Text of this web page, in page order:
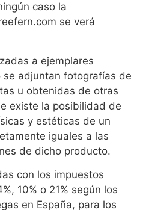
caso la
se verá
a ejemplares
se adjuntan fotografías de
u obtenidas de otras
existe la posibilidad de
y estéticas de un
iguales a las
de dicho producto.
con los impuestos
10% o 21% según los
en España, para los